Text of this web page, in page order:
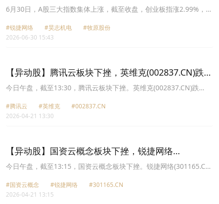
煤炭领跌
6月30日，A股三大指数集体上涨，截至收盘，创业板指涨2.99%，报
2.48%，上证指数上涨0.50%，报4094.40点。
#锐捷网络 #昊志机电
#牧原股份
2026-06-30 15:43
【异动股】腾讯云板块下挫，英维克(002837.CN)跌
10.0%
今日午盘，截至13:30，腾讯云板块下挫。英维克(002837.CN)跌
六三(002467.CN)跌4.50%报7.22元，宏景科技(301396.CN)跌4.10%
报277.14元，云赛智联(600602.CN)跌3.79%报22.82元，易点天下
#腾讯云 #英维克
#002837.CN
2026-04-21 13:30
【异动股】国资云概念板块下挫，锐捷网络
(301165.CN)跌8.98%
今日午盘，截至13:15，国资云概念板块下挫。锐捷网络(301165.CN)
云(000815.CN)跌5.24%报20.8元，浪潮信息(000977.CN)跌4.61%报
69.75元，杭钢股份(600126.CN)跌4.41%报9.32元，云赛智联
#国资云概念 #锐捷网络
#301165.CN
2026-04-21 13:15